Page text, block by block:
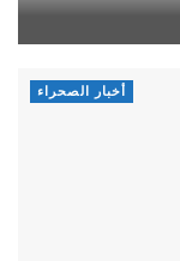
أخبار الصحراء